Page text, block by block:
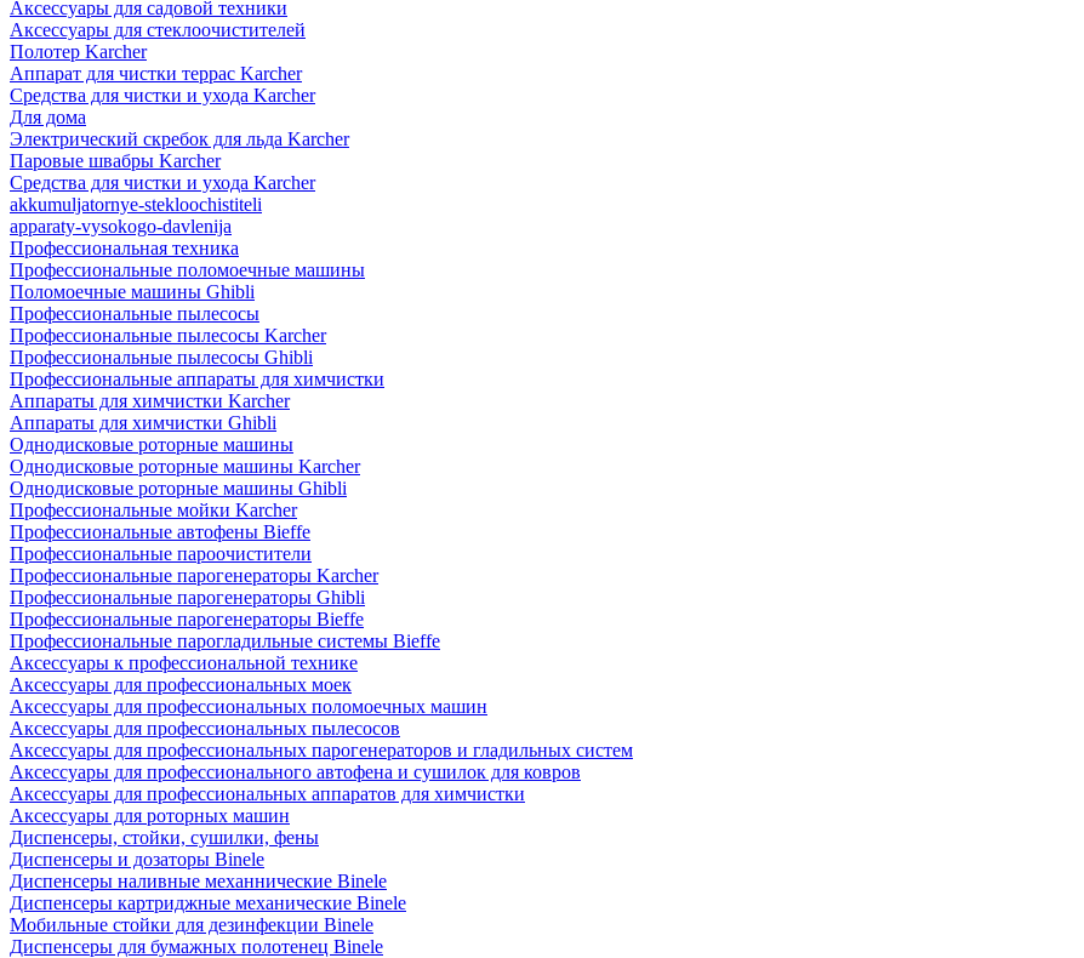
Аксессуары для садовой техники
Аксессуары для стеклоочистителей
Полотер Karcher
Аппарат для чистки террас Karcher
Средства для чистки и ухода Karcher
Для дома
Электрический скребок для льда Karcher
Паровые швабры Karcher
Средства для чистки и ухода Karcher
akkumuljatornye-stekloochistiteli
apparaty-vysokogo-davlenija
Профессиональная техника
Профессиональные поломоечные машины
Поломоечные машины Ghibli
Профессиональные пылесосы
Профессиональные пылесосы Karcher
Профессиональные пылесосы Ghibli
Профессиональные аппараты для химчистки
Аппараты для химчистки Karcher
Аппараты для химчистки Ghibli
Однодисковые роторные машины
Однодисковые роторные машины Karcher
Однодисковые роторные машины Ghibli
Профессиональные мойки Karcher
Профессиональные автофены Bieffe
Профессиональные пароочистители
Профессиональные парогенераторы Karcher
Профессиональные парогенераторы Ghibli
Профессиональные парогенераторы Bieffe
Профессиональные парогладильные системы Bieffe
Аксессуары к профессиональной технике
Аксессуары для профессиональных моек
Аксессуары для профессиональных поломоечных машин
Аксессуары для профессиональных пылесосов
Аксессуары для профессиональных парогенераторов и гладильных систем
Аксессуары для профессионального автофена и сушилок для ковров
Аксессуары для профессиональных аппаратов для химчистки
Аксессуары для роторных машин
Диспенсеры, стойки, сушилки, фены
Диспенсеры и дозаторы Binele
Диспенсеры наливные механнические Binele
Диспенсеры картриджные механические Binele
Мобильные стойки для дезинфекции Binele
Диспенсеры для бумажных полотенец Binele